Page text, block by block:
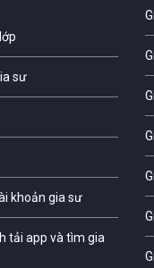
sư
khoản gia sư
tải app và tìm gia